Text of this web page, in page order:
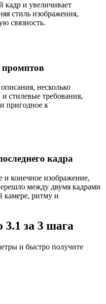
кадр и увеличивает
стиль изображения,
связность.
несколько
стилевые требования,
пригодное к
кадра
и конечное изображение,
между двумя кадрами
камере, ритму и
3.1 за 3 шага
и быстро получите